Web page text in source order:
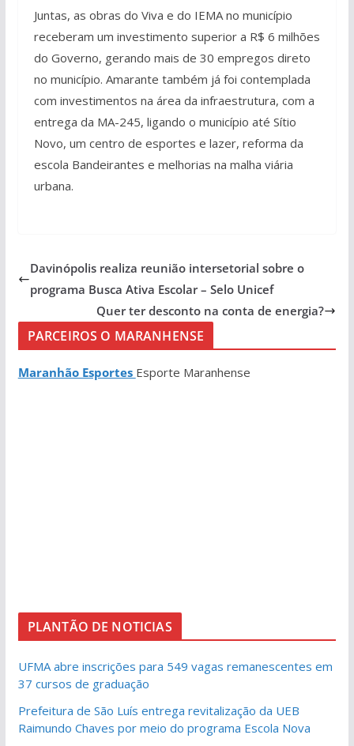
Juntas, as obras do Viva e do IEMA no município
receberam um investimento superior a R$ 6 milhões
do Governo, gerando mais de 30 empregos direto
no município. Amarante também já foi contemplada
com investimentos na área da infraestrutura, com a
entrega da MA-245, ligando o município até Sítio
Novo, um centro de esportes e lazer, reforma da
escola Bandeirantes e melhorias na malha viária
urbana.
Davinópolis realiza reunião intersetorial sobre o
programa Busca Ativa Escolar – Selo Unicef
Quer ter desconto na conta de energia?
PARCEIROS O MARANHENSE
Maranhão Esportes Esporte Maranhense
PLANTÃO DE NOTICIAS
UFMA abre inscrições para 549 vagas remanescentes em
37 cursos de graduação
Prefeitura de São Luís entrega revitalização da UEB
Raimundo Chaves por meio do programa Escola Nova